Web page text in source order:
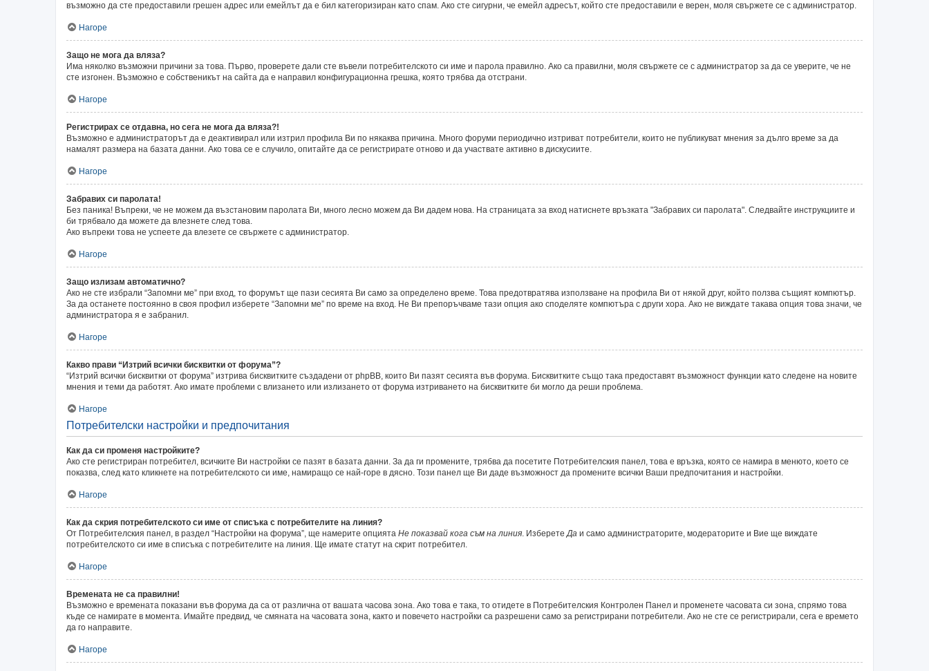
възможно да сте предоставили грешен адрес или емейлът да е бил категоризиран като спам. Ако сте сигурни, че емейл адресът, който сте предоставили е верен, моля свържете се с администратор.
Нагоре
Защо не мога да вляза?
Има няколко възможни причини за това. Първо, проверете дали сте въвели потребителското си име и парола правилно. Ако са правилни, моля свържете се с администратор за да се уверите, че не
сте изгонен. Възможно е собственикът на сайта да е направил конфигурационна грешка, която трябва да отстрани.
Нагоре
Регистрирах се отдавна, но сега не мога да вляза?!
Възможно е администраторът да е деактивирал или изтрил профила Ви по някаква причина. Много форуми периодично изтриват потребители, които не публикуват мнения за дълго време за да
намалят размера на базата данни. Ако това се е случило, опитайте да се регистрирате отново и да участвате активно в дискусиите.
Нагоре
Забравих си паролата!
Без паника! Въпреки, че не можем да възстановим паролата Ви, много лесно можем да Ви дадем нова. На страницата за вход натиснете връзката "Забравих си паролата". Следвайте инструкциите и
би трябвало да можете да влезнете след това.
Ако въпреки това не успеете да влезете се свържете с администратор.
Нагоре
Защо излизам автоматично?
Ако не сте избрали “Запомни ме” при вход, то форумът ще пази сесията Ви само за определено време. Това предотвратява използване на профила Ви от някой друг, който ползва същият компютър.
За да останете постоянно в своя профил изберете “Запомни ме” по време на вход. Не Ви препоръчваме тази опция ако споделяте компютъра с други хора. Ако не виждате такава опция това значи, че
администратора я е забранил.
Нагоре
Какво прави “Изтрий всички бисквитки от форума”?
“Изтрий всички бисквитки от форума” изтрива бисквитките създадени от phpBB, които Ви пазят сесията във форума. Бисквитките също така предоставят възможност функции като следене на новите
мнения и теми да работят. Ако имате проблеми с влизането или излизането от форума изтриването на бисквитките би могло да реши проблема.
Нагоре
Потребителски настройки и предпочитания
Как да си променя настройките?
Ако сте регистриран потребител, всичките Ви настройки се пазят в базата данни. За да ги промените, трябва да посетите Потребителския панел, това е връзка, която се намира в менюто, което се
показва, след като кликнете на потребителското си име, намиращо се най-горе в дясно. Този панел ще Ви даде възможност да промените всички Ваши предпочитания и настройки.
Нагоре
Как да скрия потребителското си име от списъка с потребителите на линия?
От Потребителския панел, в раздел “Настройки на форума”, ще намерите опцията Не показвай кога съм на линия . Изберете Да и само администраторите, модераторите и Вие ще виждате
потребителското си име в списъка с потребителите на линия. Ще имате статут на скрит потребител.
Нагоре
Времената не са правилни!
Възможно е времената показани във форума да са от различна от вашата часова зона. Ако това е така, то отидете в Потребителския Контролен Панел и променете часовата си зона, спрямо това
къде се намирате в момента. Имайте предвид, че смяната на часовата зона, както и повечето настройки са разрешени само за регистрирани потребители. Ако не сте се регистрирали, сега е времето
да го направите.
Нагоре